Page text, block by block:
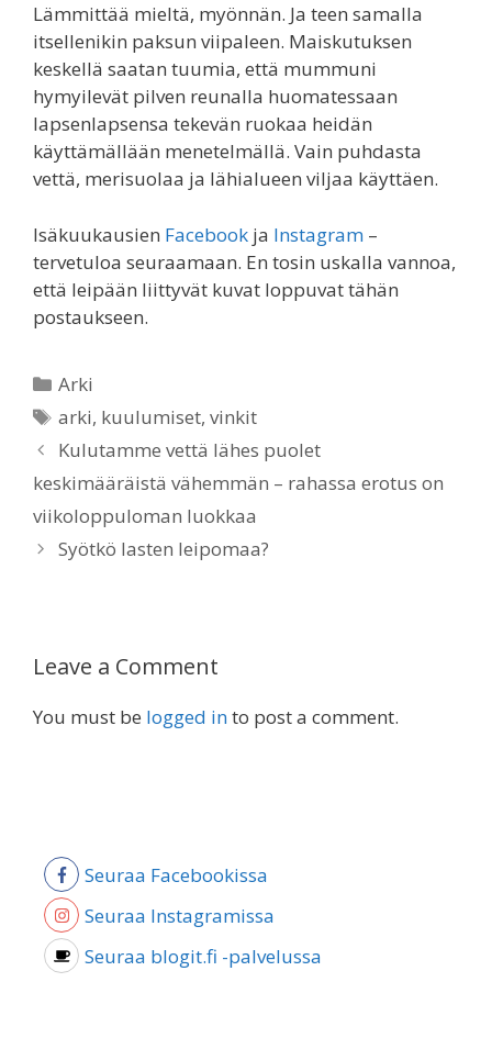
Lämmittää mieltä, myönnän. Ja teen samalla
itsellenikin paksun viipaleen. Maiskutuksen
keskellä saatan tuumia, että mummuni
hymyilevät pilven reunalla huomatessaan
lapsenlapsensa tekevän ruokaa heidän
käyttämällään menetelmällä. Vain puhdasta
vettä, merisuolaa ja lähialueen viljaa käyttäen.
Isäkuukausien Facebook ja Instagram –
tervetuloa seuraamaan. En tosin uskalla vannoa,
että leipään liittyvät kuvat loppuvat tähän
postaukseen.
Categories
Arki
Tags
arki, kuulumiset,vinkit
Kulutamme vettä lähes puolet
keskimääräistä vähemmän – rahassa erotus on
viikoloppuloman luokkaa
Syötkö lasten leipomaa?
Leave a Comment
You must be logged into post a comment.
Seuraa Facebookissa
Seuraa Instagramissa
Seuraa blogit.fi -palvelussa